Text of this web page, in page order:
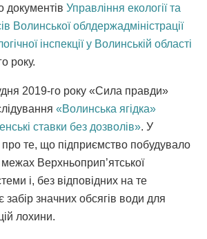
документів Управління екології та
Волинської облдержадміністрації
інспекції у Волинській області
року.
2019-го року «Сила правди»
«Волинська ягідка»
ставки без дозволів». У
те, що підприємство побудувало
Верхньоприп’ятської
і, без відповідних на те
забір значних обсягів води для
лохини.